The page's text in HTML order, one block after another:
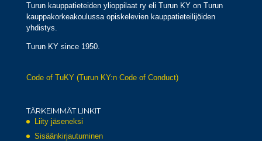
Turun kauppatieteiden ylioppilaat ry eli Turun KY on Turun
kauppakorkeakoulussa opiskelevien kauppatieteilijöiden
yhdistys.
Turun KY since 1950.
Code of TuKY (Turun KY:n Code of Conduct)
TÄRKEIMMÄT LINKIT
Liity jäseneksi
Sisäänkirjautuminen